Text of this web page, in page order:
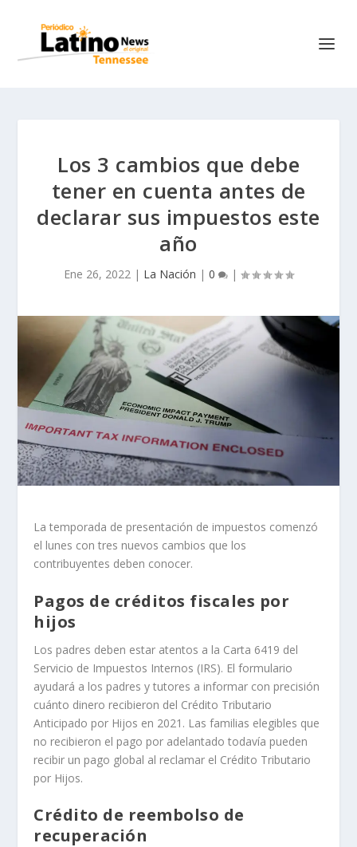
Los 3 cambios que debe
tener en cuenta antes de
declarar sus impuestos este
año
Ene 26, 2022 | La Nación | 0 |
La temporada de presentación de impuestos comenzó
el lunes con tres nuevos cambios que los
contribuyentes deben conocer.
Pagos de créditos fiscales por
hijos
Los padres deben estar atentos a la Carta 6419 del
Servicio de Impuestos Internos (IRS). El formulario
ayudará a los padres y tutores a informar con precisión
cuánto dinero recibieron del Crédito Tributario
Anticipado por Hijos en 2021. Las familias elegibles que
no recibieron el pago por adelantado todavía pueden
recibir un pago global al reclamar el Crédito Tributario
por Hijos.
Crédito de reembolso de
recuperación